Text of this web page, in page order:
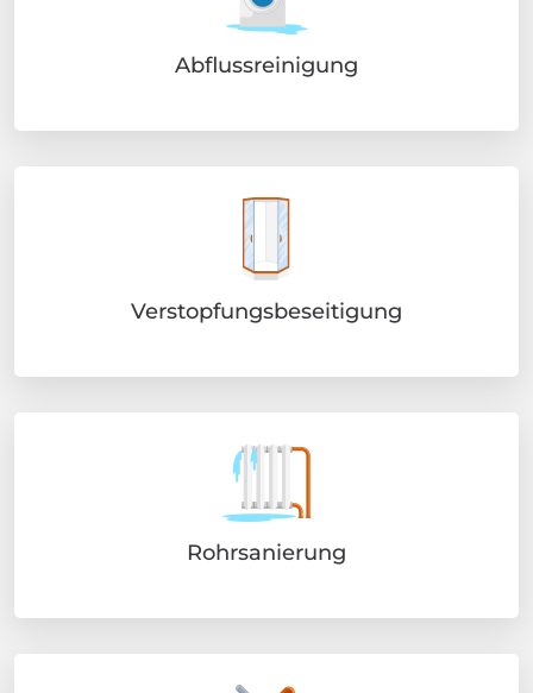
Abflussreinigung
Verstopfungsbeseitigung
Rohrsanierung